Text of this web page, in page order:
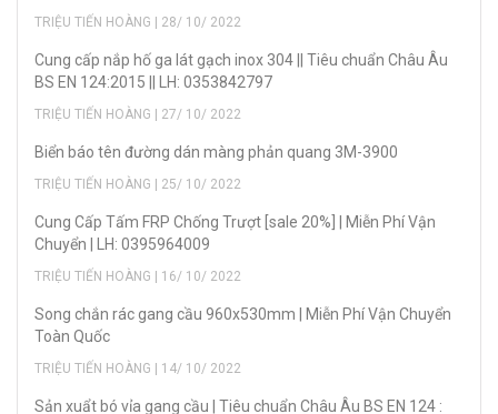
TRIỆU TIẾN HOÀNG | 28/ 10/ 2022
Cung cấp nắp hố ga lát gạch inox 304 || Tiêu chuẩn Châu Âu
BS EN 124:2015 || LH: 0353842797
TRIỆU TIẾN HOÀNG | 27/ 10/ 2022
Biển báo tên đường dán màng phản quang 3M-3900
TRIỆU TIẾN HOÀNG | 25/ 10/ 2022
Cung Cấp Tấm FRP Chống Trượt [sale 20%] | Miễn Phí Vận
Chuyển | LH: 0395964009
TRIỆU TIẾN HOÀNG | 16/ 10/ 2022
Song chắn rác gang cầu 960x530mm | Miễn Phí Vận Chuyển
Toàn Quốc
TRIỆU TIẾN HOÀNG | 14/ 10/ 2022
Sản xuẩt bó vỉa gang cầu | Tiêu chuẩn Châu Âu BS EN 124 :